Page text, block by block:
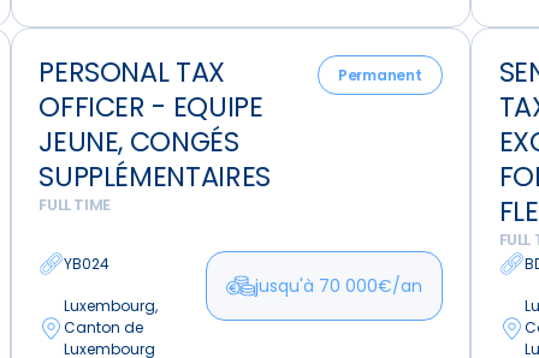
PERSONAL TAX
OFFICER - EQUIPE
JEUNE, CONGÉS
SUPPLÉMENTAIRES
Permanent
FULL TIME
YB024
Luxembourg,
Canton de
Luxembourg
jusqu'à 70 000€/an
Personal
Tax
Officer
Equipe
jeune,
Supplémentaires
FULL
Senior
Tax
Officer